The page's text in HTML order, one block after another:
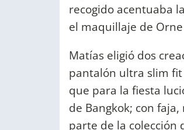
recogido acentuaba
el maquillaje de
Matías eligió dos
pantalón ultra slim
que para la fiesta
de Bangkok; con
parte de la colección